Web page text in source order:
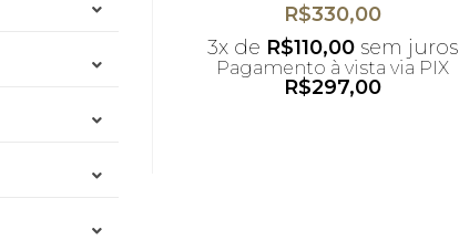
R$330,00
3x de R$110,00 sem juros
Pagamento à vista via PIX
R$297,00